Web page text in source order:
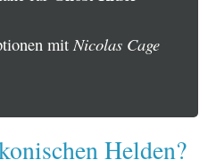
mitNicolas Cage
Helden?